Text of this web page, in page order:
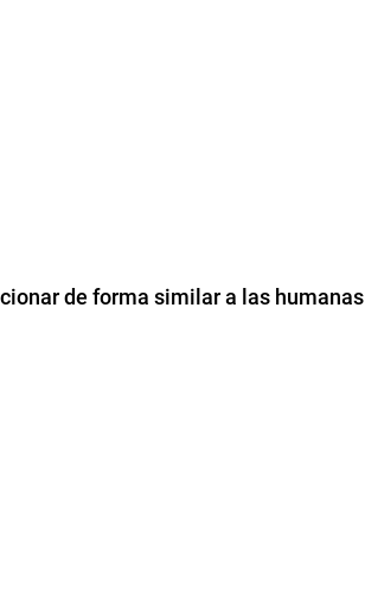
de forma similar a las humanas